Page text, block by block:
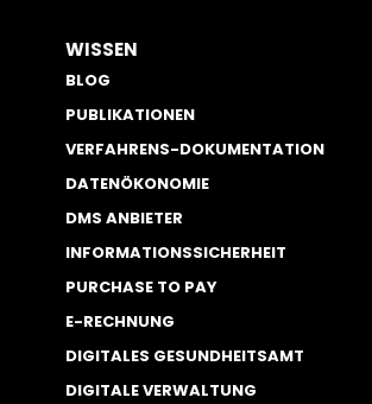
WISSEN
BLOG
PUBLIKATIONEN
VERFAHRENS-DOKUMENTATION
DATENÖKONOMIE
DMS ANBIETER
INFORMATIONSSICHERHEIT
PURCHASE TO PAY
E-RECHNUNG
DIGITALES GESUNDHEITSAMT
DIGITALE VERWALTUNG